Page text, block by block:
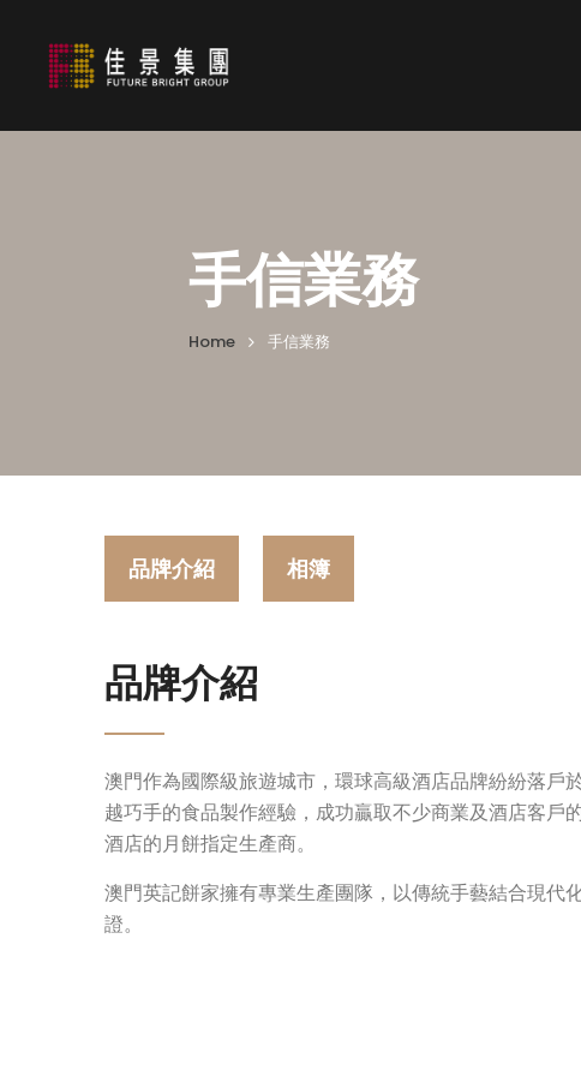
手信業務
Home 手信業務
品牌介紹 相簿
品牌介紹
澳門作為國際級旅遊城市，環球高級酒店品牌紛紛落戶
越巧手的食品製作經驗，成功贏取不少商業及酒店客戶
酒店的月餅指定生產商。
澳門英記餅家擁有專業生產團隊，以傳統手藝結合現代
證。